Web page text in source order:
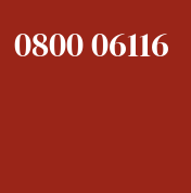
0800 06116